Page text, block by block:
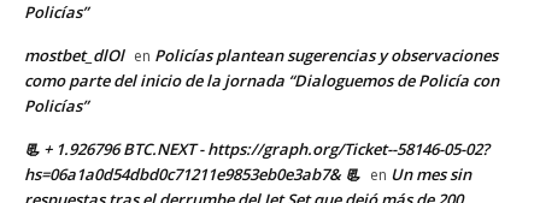
Policías”
mostbet_dlOl en Policías plantean sugerencias y observaciones
como parte del inicio de la jornada “Dialoguemos de Policía con
Policías”
📃 + 1.926796 BTC.NEXT - https://graph.org/Ticket--58146-05-02?
hs=06a1a0d54dbd0c71211e9853eb0e3ab7& 📃 en Un mes sin